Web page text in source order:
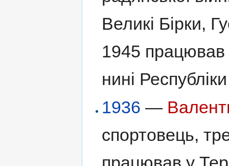
Великі Бірки,
1945 працював
нині
1936 —
спортовець,